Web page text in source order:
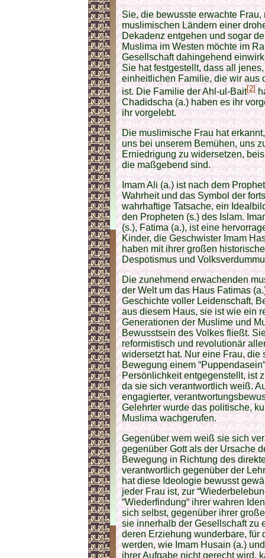
Sie, die bewusste erwachte
muslimischen Ländern einer
Dekadenz entgehen und sogar
Muslima im Westen möchte im
Gesellschaft dahingehend
Sie hat festgestellt, dass all
einheitlichen Familie, die wir aus
ist. Die Familie der Ahl-ul-Bait[2]
Chadidscha (a.) haben es ihr
ihr vorgelebt.
Die muslimische Frau hat
uns bei unserem Bemühen, uns
Erniedrigung zu widersetzen,
die maßgebend sind.
Imam Ali (a.) ist nach dem
Wahrheit und das Symbol der
wahrhaftige Tatsache, ein
den Propheten (s.) des Islam.
(s.), Fatima (a.), ist eine
Kinder, die Geschwister Imam
haben mit ihrer großen
Despotismus und
Die zunehmend erwachenden
der Welt um das Haus Fatimas
Geschichte voller Leidenschaft,
aus diesem Haus, sie ist wie ein
Generationen der Muslime und
Bewusstsein des Volkes fließt.
reformistisch und revolutionär
widersetzt hat. Nur eine Frau,
Bewegung einem
Persönlichkeit entgegenstellt, ist
da sie sich verantwortlich weiß.
engagierter,
Gelehrter wurde das politische,
Muslima wachgerufen.
Gegenüber wem weiß sie sich
gegenüber Gott als der Ursache
Bewegung in Richtung des
verantwortlich gegenüber der
hat diese Ideologie bewusst
jeder Frau ist, zur
“Wiederfindung“ ihrer wahren
sich selbst, gegenüber ihrer
sie innerhalb der Gesellschaft zu
deren Erziehung wunderbare, für
werden, wie Imam Husain (a.)
ihrer Aufgabe nicht gerecht wird,